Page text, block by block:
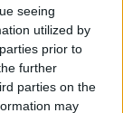
seeing
utilized by
prior to
further
parties on the
may
Χίος -
ζώνη με